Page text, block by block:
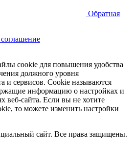
Обратная
cookie для повышения удобства
должного уровня
и сервисов. Cookie называются
информацию о настройках и
веб-сайта. Если вы не хотите
то можете изменить настройки
сайт. Все права защищены.